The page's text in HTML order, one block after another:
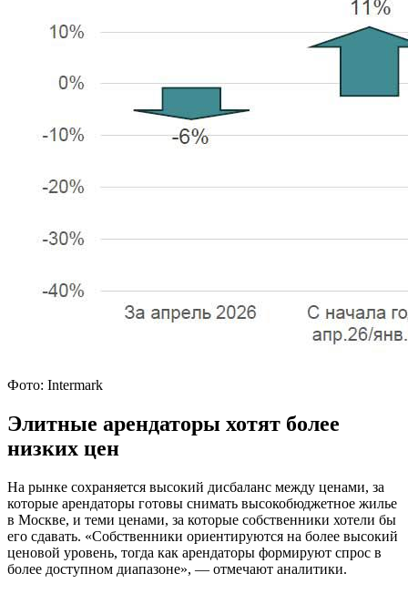
Фото: Intermark
Элитные арендаторы хотят более
низких цен
На рынке сохраняется высокий дисбаланс между ценами, за
которые арендаторы готовы снимать высокобюджетное жилье
в Москве, и теми ценами, за которые собственники хотели бы
его сдавать. «Собственники ориентируются на более высокий
ценовой уровень, тогда как арендаторы формируют спрос в
более доступном диапазоне», — отмечают аналитики.